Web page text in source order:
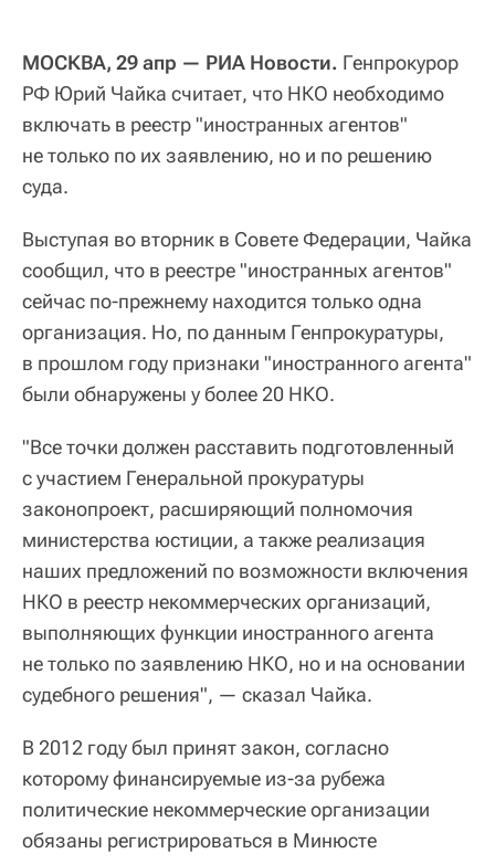
МОСКВА, 29 апр — РИА Новости. Генпрокурор
РФ Юрий Чайка считает, что НКО необходимо
включать в реестр "иностранных агентов"
не только по их заявлению, но и по решению
суда.
Выступая во вторник в Совете Федерации, Чайка
сообщил, что в реестре "иностранных агентов"
сейчас по-прежнему находится только одна
организация. Но, по данным Генпрокуратуры,
в прошлом году признаки "иностранного агента"
были обнаружены у более 20 НКО.
"Все точки должен расставить подготовленный
с участием Генеральной прокуратуры
законопроект, расширяющий полномочия
министерства юстиции, а также реализация
наших предложений по возможности включения
НКО в реестр некоммерческих организаций,
выполняющих функции иностранного агента
не только по заявлению НКО, но и на основании
судебного решения", — сказал Чайка.
В 2012 году был принят закон, согласно
которому финансируемые из-за рубежа
политические некоммерческие организации
обязаны регистрироваться в Минюсте